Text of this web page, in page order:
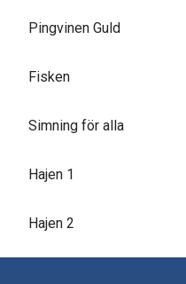
Pingvinen Guld
Fisken
Simning för alla
Hajen 1
Hajen 2